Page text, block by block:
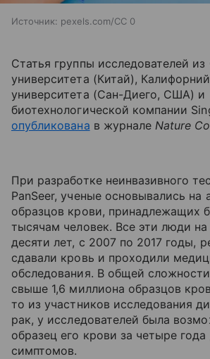
Источник: pexels.com/CC 0
Статья группы исследователей из
университета (Китай),
университета (Сан-Диего, США) и
биотехнологической компании
опубликована в журналеNature
При разработке неинвазивного
PanSeer, ученые основывались на
образцов крови, принадлежащих
тысячам человек. Все эти люди
десяти лет, с 2007 по 2017 годы,
сдавали кровь и проходили
обследования. В общей
свыше 1,6 миллиона образцов
то из участников исследования
рак, у исследователей была
образец его крови за четыре
симптомов.